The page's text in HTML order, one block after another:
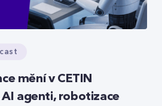
mění v CETIN
agenti, robotizace